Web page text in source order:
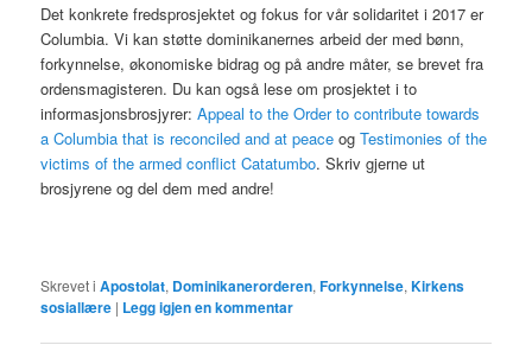
Det konkrete fredsprosjektet og fokus for vår solidaritet i 2017 er
Columbia. Vi kan støtte dominikanernes arbeid der med bønn,
forkynnelse, økonomiske bidrag og på andre måter, se brevet fra
ordensmagisteren. Du kan også lese om prosjektet i to
informasjonsbrosjyrer:Appeal to the Order to contribute towards
a Columbia that is reconciled and at peace ogTestimonies of the
victims of the armed conflict Catatumbo. Skriv gjerne ut
brosjyrene og del dem med andre!
Skrevet i Apostolat, Dominikanerorderen,Forkynnelse,Kirkens
sosiallære | Legg igjen en kommentar